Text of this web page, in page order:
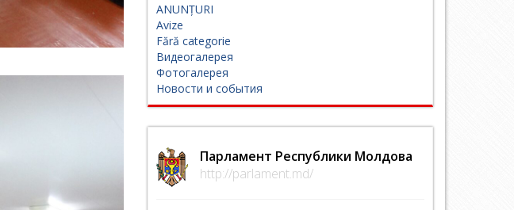
ANUNȚURI
Avize
Fără categorie
Видеогалерея
Фотогалерея
Новости и события
Парламент Республики Молдова
http://parlament.md/